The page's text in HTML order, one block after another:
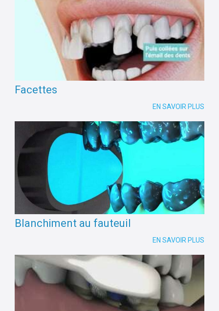
Facettes
EN SAVOIR PLUS
Blanchiment au fauteuil
EN SAVOIR PLUS